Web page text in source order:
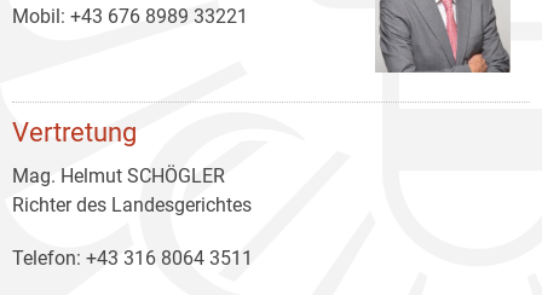
Mobil: +43 676 8989 33221
Vertretung
Mag. Helmut SCHÖGLER
Richter des Landesgerichtes
Telefon: +43 316 8064 3511